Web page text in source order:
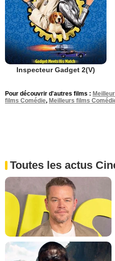
Inspecteur Gadget 2(V)
Pour découvrir d'autres films :
films Comédie, Meilleurs films
Toutes les actus